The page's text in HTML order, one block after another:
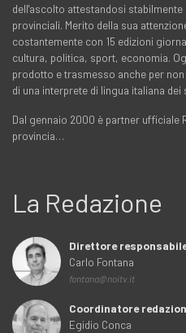
dell'ascolto attestandosi
provinciali. Merito della sua
costantemente con 15 edizioni
cultura, politica, sport, economia.
prodotto e trasmesso anche per
di una interprete di lingua italiana dei
Dal gennaio 2000 è partner ufficiale
provincia…
La Redazione
Direttore
Carlo Fontana
fontana@noitv.it
Coordinatore
Egidio Conca